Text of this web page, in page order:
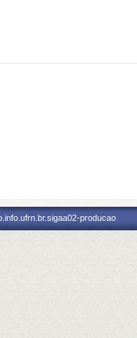
producao